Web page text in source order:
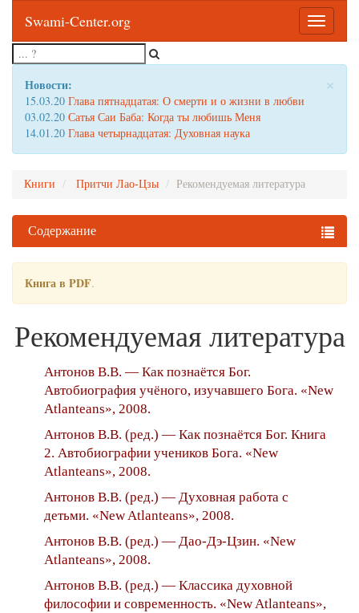
Toggle
Swami-Center.org
×
Новости:
15.03.20 Глава пятнадцатая: О смерти и о жизни в любви
03.02.20 Сатья Саи Баба: Когда ты любишь Меня
14.01.20 Глава четырнадцатая: Духовная наука
Книги Притчи Лао-Цзы Рекомендуемая литература
Содержание
Книга в PDF.
Рекомендуемая литература
Антонов В.В. — Как познаётся Бог.
Автобиография учёного, изучавшего Бога. «New
Atlanteans», 2008.
Антонов В.В. (ред.) — Как познаётся Бог. Книга
2. Автобиографии учеников Бога. «New
Atlanteans», 2008.
Антонов В.В. (ред.) — Духовная работа с
детьми. «New Atlanteans», 2008.
Антонов В.В. (ред.) — Дао-Дэ-Цзин. «New
Atlanteans», 2008.
Антонов В.В. (ред.) — Классика духовной
философии и современность. «New Atlanteans»,